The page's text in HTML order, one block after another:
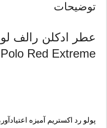
توضیحات
عطر ادکلن رالف
Red Extreme
پولو رد اکستریم آمیزه